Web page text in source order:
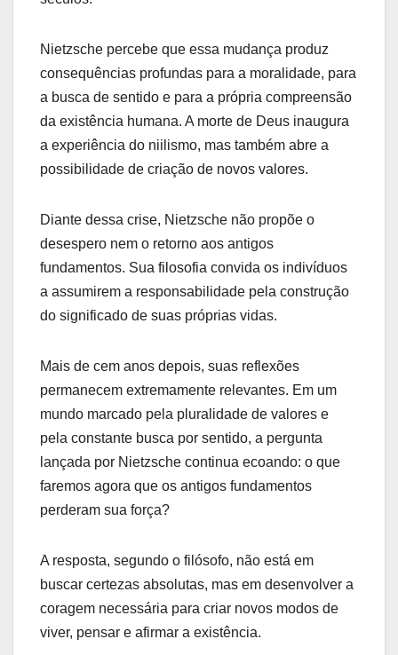
Nietzsche percebe que essa mudança produz
consequências profundas para a moralidade, para
a busca de sentido e para a própria compreensão
da existência humana. A morte de Deus inaugura
a experiência do niilismo, mas também abre a
possibilidade de criação de novos valores.
Diante dessa crise, Nietzsche não propõe o
desespero nem o retorno aos antigos
fundamentos. Sua filosofia convida os indivíduos
a assumirem a responsabilidade pela construção
do significado de suas próprias vidas.
Mais de cem anos depois, suas reflexões
permanecem extremamente relevantes. Em um
mundo marcado pela pluralidade de valores e
pela constante busca por sentido, a pergunta
lançada por Nietzsche continua ecoando: o que
faremos agora que os antigos fundamentos
perderam sua força?
A resposta, segundo o filósofo, não está em
buscar certezas absolutas, mas em desenvolver a
coragem necessária para criar novos modos de
viver, pensar e afirmar a existência.